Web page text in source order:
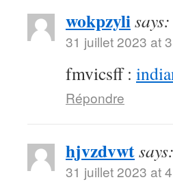
wokpzylisays:
31 juillet 2023 at
fmvicsff :
Répondre
hjvzdvwtsays:
31 juillet 2023 at